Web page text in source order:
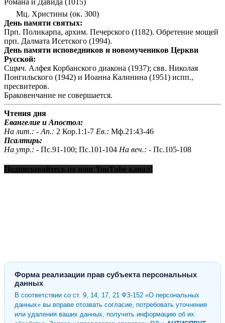
Мц. Христины (ок. 300)
День памяти святых:
Прп. Поликарпа, архим. Печерского (1182). Обретение мощей
прп. Далмата Исетского (1994).
День памяти исповедников и новомучеников Церкви
Русской:
Сщмч. Алфея Корбанского диакона (1937); свв. Николая
Понгильского (1942) и Иоанна Калинина (1951) испп.,
пресвитеров.
Браковенчание не совершается.
Чтения дня
Евангелие и Апостол:
На лит.: - Ап.: 2 Кор.1:1-7 Ев.: Мф.21:43-46
Псалтирь:
На утр.: - Пс.91-100; Пс.101-104 На веч.: - Пс.105-108
Подписывайтесь на наш YouTube канал!
Форма реализации прав субъекта персональных
данных
В соответствии со ст. 9, 14, 17, 21 ФЗ-152 «О персональных
данных» вы вправе отозвать согласие, потребовать уточнения
или удаления ваших данных, получить информацию об их